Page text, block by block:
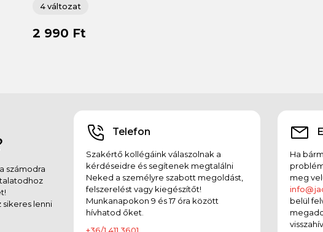
gumiféreg
4 változat
2 990 Ft
számodra
sikeres lenni
Telefon
Szakértő kollégáink válaszolnak a
kérdéseidre és segítenek megtalálni
Neked a személyre szabott megoldást,
felszerelést vagy kiegészítőt!
Munkanapokon 9 és 17 óra között
hívhatod őket.
+36/1 411 3601
Ha
meg
belül